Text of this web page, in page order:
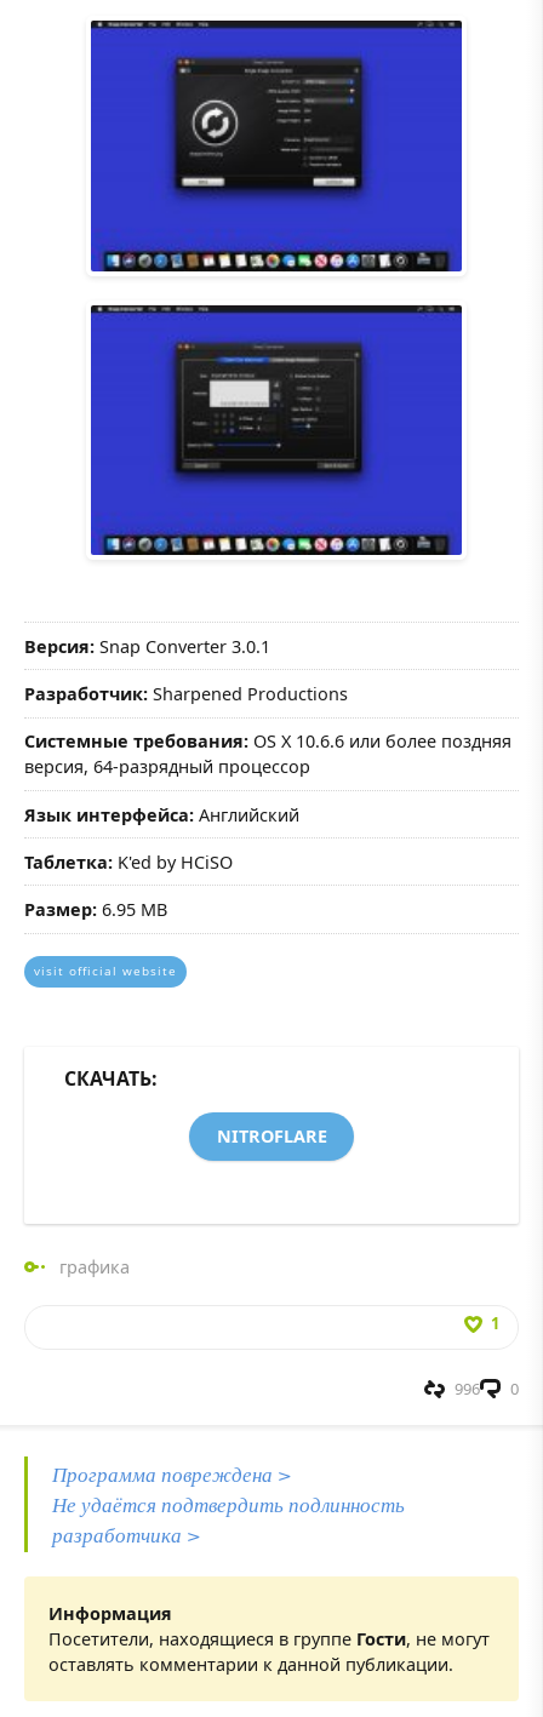
Версия: Snap Converter 3.0.1
Разработчик: Sharpened Productions
Системные требования: OS X 10.6.6 или более поздняя
версия, 64-разрядный процессор
Язык интерфейса: Английский
Таблетка: K'ed by HCiSO
Размер: 6.95 MB
visit official website
СКАЧАТЬ:
NITROFLARE
графика
1
0
996
Программа повреждена >
Не удаётся подтвердить подлинность
разработчика >
Информация
Посетители, находящиеся в группе Гости, не могут
оставлять комментарии к данной публикации.